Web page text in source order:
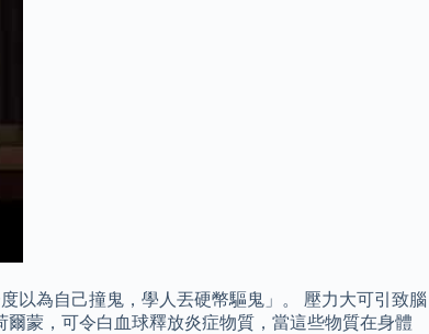
以為自己撞鬼，學人丟硬幣驅鬼」。 壓力大可引致腦
蒙，可令白血球釋放炎症物質，當這些物質在身體